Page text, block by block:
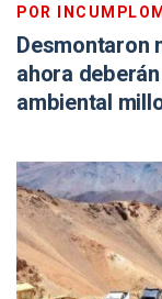
POR
Desmontaron
ahora
ambiental